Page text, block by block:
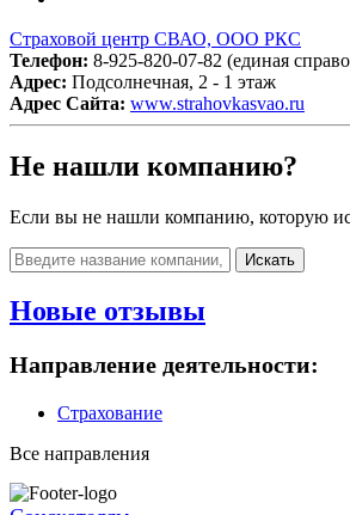
Страховой центр СВАО, ООО РКС
Телефон: 8-925-820-07-82 (единая
Адрес: Подсолнечная, 2 - 1 этаж
Адрес Сайта: www.strahovkasvao.ru
Не нашли компанию?
Если вы не нашли компанию, которую
Искать
Новые отзывы
Направление деятельности:
Страхование
Все направления